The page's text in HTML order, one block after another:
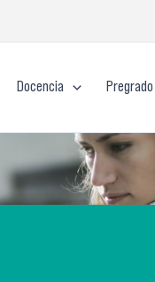
Docencia Pregrado